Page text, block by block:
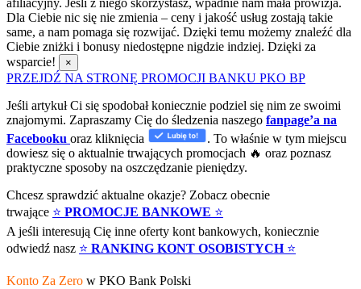
afiliacyjny. Jeśli z niego skorzystasz, wpadnie nam mała prowizja.
Dla Ciebie nic się nie zmienia – ceny i jakość usług zostają takie
same, a nam pomaga się rozwijać. Dzięki temu możemy znaleźć dla
Ciebie zniżki i bonusy niedostępne nigdzie indziej. Dzięki za
wsparcie!
×
PRZEJDŹ NA STRONĘ PROMOCJI BANKU PKO BP
Jeśli artykuł Ci się spodobał koniecznie podziel się nim ze swoimi
znajomymi. Zapraszamy Cię do śledzenia naszego fanpage’a na
Facebooku oraz kliknięcia
. To właśnie w tym miejscu
dowiesz się o aktualnie trwających promocjach 🔥 oraz poznasz
praktyczne sposoby na oszczędzanie pieniędzy.
Chcesz sprawdzić aktualne okazje? Zobacz obecnie
trwające ⭐ PROMOCJE BANKOWE ⭐
A jeśli interesują Cię inne oferty kont bankowych, koniecznie
odwiedź nasz ⭐ RANKING KONT OSOBISTYCH⭐
Konto Za Zero w PKO Bank Polski